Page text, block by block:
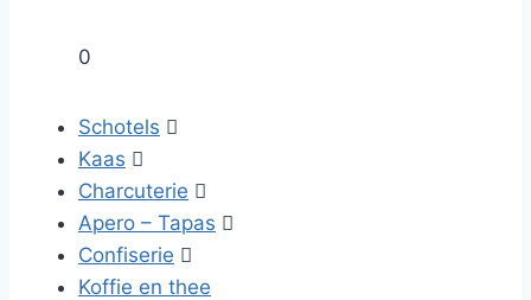
0
Schotels 
Kaas 
Charcuterie 
Apero – Tapas 
Confiserie 
Koffie en thee